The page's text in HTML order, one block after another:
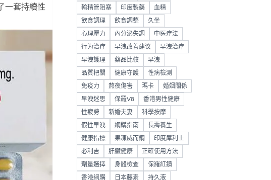
一套持續性
輸精管阻塞 印度製藥 血精
飲食調理 飲食調整 久坐
心理壓力 內分泌失調 中医疗法
行为治疗 早洩改善建议 早洩治疗
早洩護理 藥品比較 早洩
品質把關 健康守護 性病檢測
免疫力 熬夜傷害 瑪卡 婚姻關係
早洩迷思 保羅V8 香港男性健康
性疲勞 新婚夫妻 科學按摩
假性早洩 網購指南 長壽養生
健康指標 果凍威而鋼 印度犀利士
必利吉 肝臟健康 正確使用方法
劑量選擇 身體檢查 保羅紅鑽
香港網購 日本藤素 持久液